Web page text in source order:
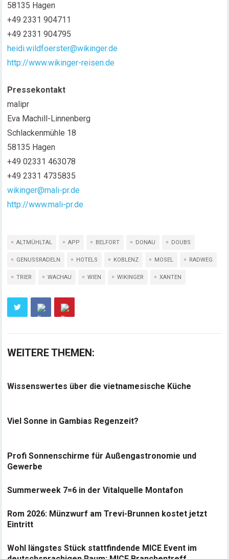
58135 Hagen
+49 2331 904711
+49 2331 904795
heidi.wildfoerster@wikinger.de
http://www.wikinger-reisen.de
Pressekontakt
malipr
Eva Machill-Linnenberg
Schlackenmühle 18
58135 Hagen
+49 02331 463078
+49 2331 4735835
wikinger@mali-pr.de
http://www.mali-pr.de
ALTMÜHLTAL APP BELFORT DONAU DOUBS
GENUSSRADELN HOTELS KOBLENZ MOSEL RADWEG
TRIER WACHAU WIEN WIKINGER XANTEN
WEITERE THEMEN:
Wissenswertes über die vietnamesische Küche
Viel Sonne in Gambias Regenzeit?
Profi Sonnenschirme für Außengastronomie und
Gewerbe
Summerweek 7=6 in der Vitalquelle Montafon
Rom 2026: Münzwurf am Trevi-Brunnen kostet jetzt
Eintritt
Wohl längstes Stück stattfindende MICE Event im